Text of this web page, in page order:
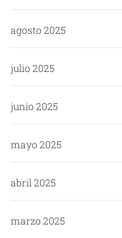
agosto 2025
julio 2025
junio 2025
mayo 2025
abril 2025
marzo 2025